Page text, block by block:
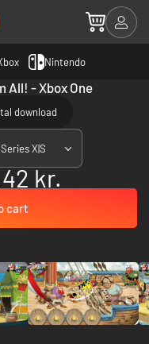
Nintendo
All! - Xbox One
download
X|S
kr.
cart